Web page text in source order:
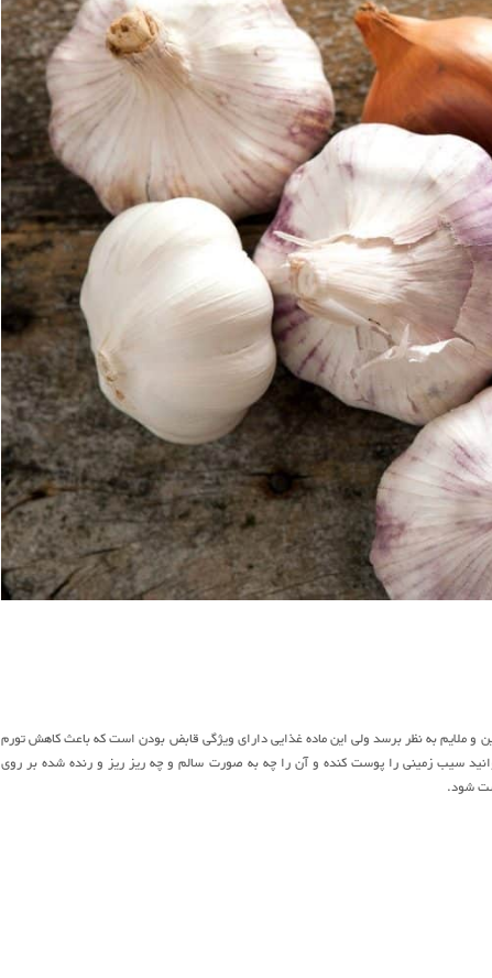
ملایم به نظر برسد ولی این ماده غذایی دارای ویژگی قابض بودن است که باعث کاهش تورم
سیب زمینی را پوست کنده و آن را چه به صورت سالم و چه ریز ریز و رنده شده بر روی
شود.